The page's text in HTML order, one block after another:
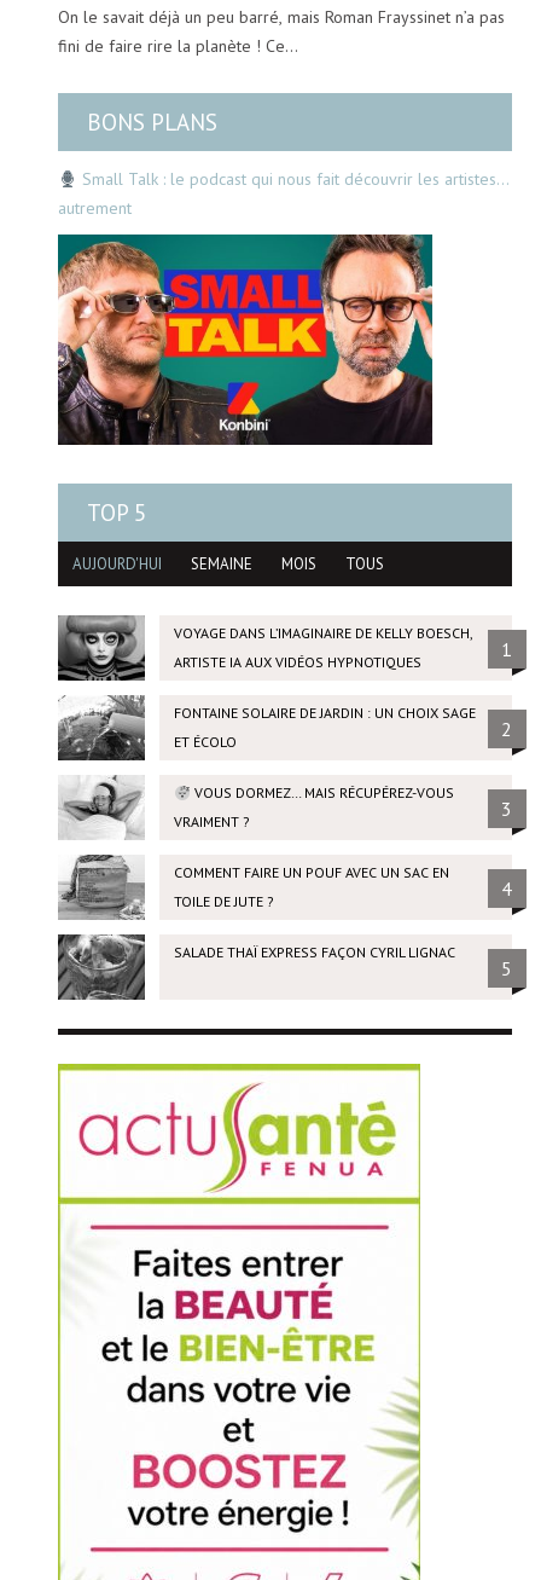
On le savait déjà un peu barré, mais Roman Frayssinet n’a pas
fini de faire rire la planète ! Ce…
BONS PLANS
Small Talk : le podcast qui nous fait découvrir les artistes…
autrement
TOP 5
AUJOURD'HUI SEMAINE MOIS TOUS
VOYAGE DANS L’IMAGINAIRE DE KELLY BOESCH,
ARTISTE IA AUX VIDÉOS HYPNOTIQUES
1
FONTAINE SOLAIRE DE JARDIN : UN CHOIX SAGE
ET ÉCOLO
2
VOUS DORMEZ… MAIS RÉCUPÉREZ-VOUS
VRAIMENT ?
3
COMMENT FAIRE UN POUF AVEC UN SAC EN
TOILE DE JUTE ?
4
SALADE THAÏ EXPRESS FAÇON CYRIL LIGNAC
5